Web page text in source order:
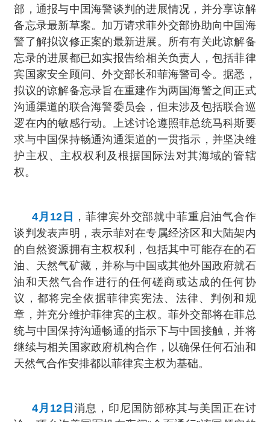
部，通报与中国海警谈判的进展情况，并分享谅解
备忘录最新草案。加万请求菲外交部协助向中国海
警了解拟议修正案的最新进展。所有有关此谅解备
忘录的进展都已如实报告给相关负责人，包括菲律
宾国家安全顾问、外交部长和菲海警司令。据悉，
拟议的谅解备忘录旨在重建作为两国海警之间正式
沟通渠道的联合海警委员会，但未涉及包括联合巡
逻在内的敏感行动。上述讨论遵照菲总统马科斯要
求与中国保持畅通沟通渠道的一贯指示，并坚决维
护主权、主权权利及根据国际法对其海域的管辖
权。
4月12日
，菲律宾外交部就中菲重启油气合作
谈判发表声明，表示菲对在专属经济区和大陆架内
的自然资源拥有主权权利，包括其中可能存在的石
油、天然气矿藏，并称与中国或其他外国政府就石
油和天然气合作进行的任何磋商或达成的任何协
议，都将完全依据菲律宾宪法、法律、判例和规
章，并充分维护菲律宾的主权。菲外交部将在菲总
统与中国保持沟通畅通的指示下与中国接触，并将
继续与相关国家政府机构合作，以确保任何石油和
天然气合作安排都以菲律宾主权为基础。
4月12日消息，印尼国防部称其与美国正在讨